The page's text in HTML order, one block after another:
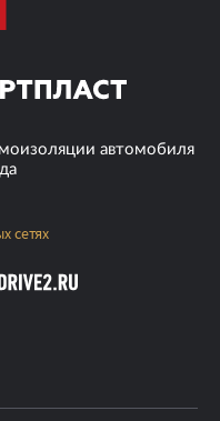
автомобиля
сетях